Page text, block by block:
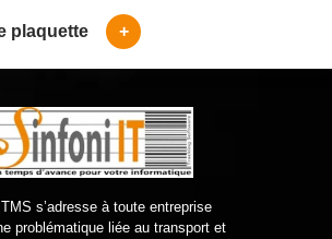
plaquette +
s’adresse à toute entreprise
problématique liée au transport et